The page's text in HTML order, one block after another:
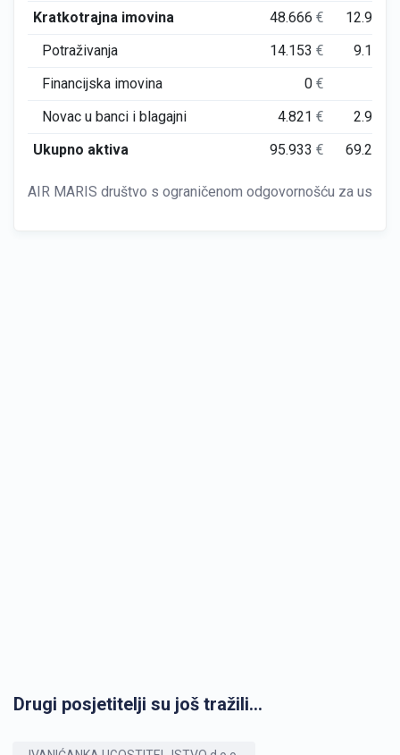
Kratkotrajna imovina
48.666€ 12.906
Potraživanja
14.153€ 9.184
Financijska imovina
0€
Novac u banci i blagajni
4.821€ 2.972
Ukupno aktiva
95.933€ 69.254
AIR MARIS društvo s ograničenom odgovornošću za
Drugi posjetitelji su još tražili...